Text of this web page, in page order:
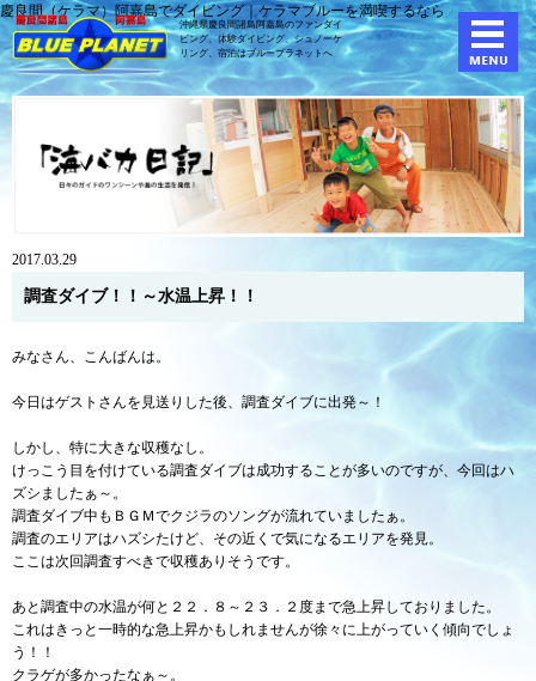
慶良間（ケラマ）阿嘉島でダイビング｜ケラマブルーを満喫するなら
沖縄県慶良間諸島阿嘉島のファンダイ
ビング、体験ダイビング、シュノーケ
リング、宿泊はブループラネットへ
2017.03.29
調査ダイブ！！～水温上昇！！
みなさん、こんばんは。
今日はゲストさんを見送りした後、調査ダイブに出発～！
しかし、特に大きな収穫なし。
けっこう目を付けている調査ダイブは成功することが多いのですが、今回はハ
ズシましたぁ～。
調査ダイブ中もＢＧＭでクジラのソングが流れていましたぁ。
調査のエリアはハズシたけど、その近くで気になるエリアを発見。
ここは次回調査すべきで収穫ありそうです。
あと調査中の水温が何と２２．８～２３．２度まで急上昇しておりました。
これはきっと一時的な急上昇かもしれませんが徐々に上がっていく傾向でしょ
う！！
クラゲが多かったなぁ～。